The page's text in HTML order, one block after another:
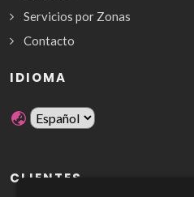
Servicios por Zonas
Contacto
IDIOMA
CLIENTES